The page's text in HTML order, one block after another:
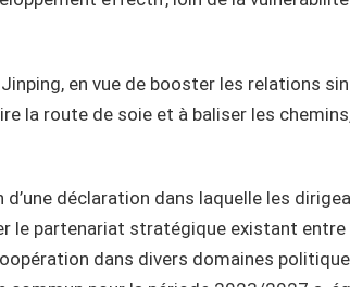
en vue de booster les relations
la route de soie et à baliser les
déclaration dans laquelle les
le partenariat stratégique existant entre
dans divers domaines